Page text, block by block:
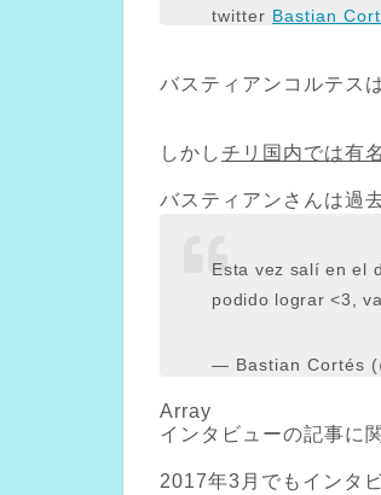
twitter Bastian
バスティアンコルテス
しかし チリ国内では有
バスティアンさんは過
Esta vez salí en el
podido lograr <3,
— Bastian Cortés
Array
インタビューの記事に
2017年3月でもインタ